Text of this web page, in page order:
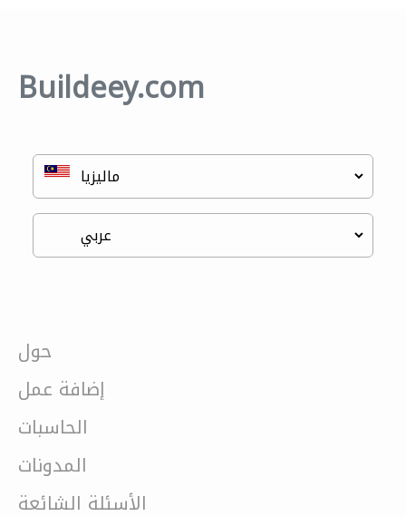
Buildeey.com
حول
إضافة عمل
الحاسبات
المدونات
الأسئلة الشائعة